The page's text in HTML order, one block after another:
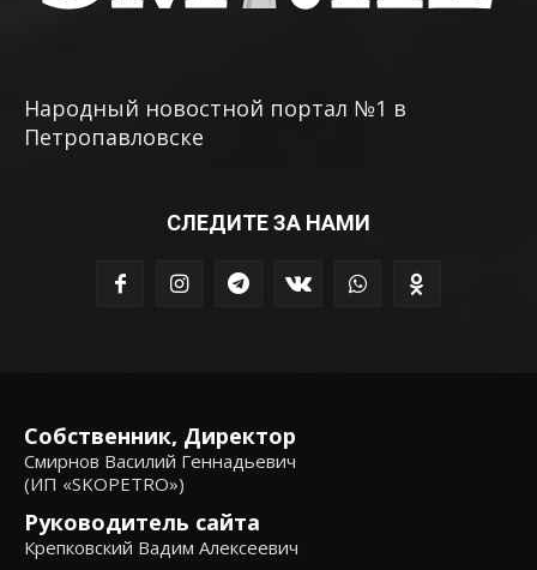
Народный новостной портал №1 в
Петропавловске
СЛЕДИТЕ ЗА НАМИ
Собственник, Директор
Смирнов Василий Геннадьевич
(ИП «SKOPETRO»)
Руководитель сайта
Крепковский Вадим Алексеевич